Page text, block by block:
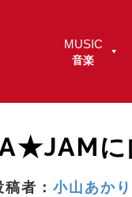
MUSIC
音楽
に
稿者： 小山あかり